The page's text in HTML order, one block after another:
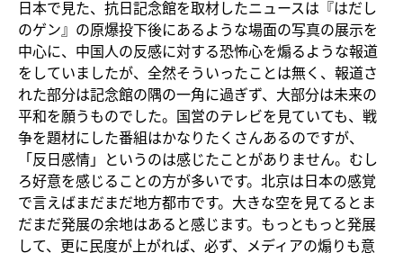
日本で見た、抗日記念館を取材したニュースは『はだし
のゲン』の原爆投下後にあるような場面の写真の展示を
中心に、中国人の反感に対する恐怖心を煽るような報道
をしていましたが、全然そういったことは無く、報道さ
れた部分は記念館の隅の一角に過ぎず、大部分は未来の
平和を願うものでした。国営のテレビを見ていても、戦
争を題材にした番組はかなりたくさんあるのですが、
「反日感情」というのは感じたことがありません。むし
ろ好意を感じることの方が多いです。北京は日本の感覚
で言えばまだまだ地方都市です。大きな空を見てるとま
だまだ発展の余地はあると感じます。もっともっと発展
して、更に民度が上がれば、必ず、メディアの煽りも意